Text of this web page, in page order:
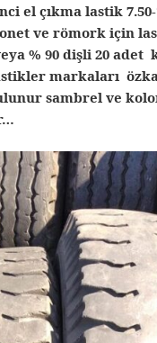
el çıkma lastik 7.50-
ve römork için
% 90 dişli 20 adet
markaları
sambrel ve